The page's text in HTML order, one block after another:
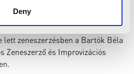
Deny
István Király Zeneiskolai
2006-ban a második díj
lett zeneszerzésben a Bartók Béla
Zeneszerző és Improvizációs